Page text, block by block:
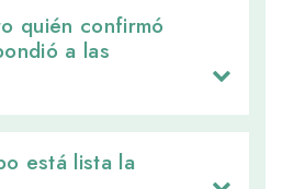
quién confirmó
a las
está lista la